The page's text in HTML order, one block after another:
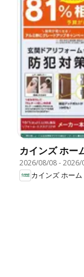
カインズ ホー
2026/08/08-2026/
カインズ ホーム